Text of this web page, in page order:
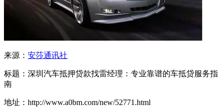
来源： 安莎通讯社
标题：深圳汽车抵押贷款找雷经理：专业靠谱的车抵贷服务指
南
地址：http://www.a0bm.com/new/52771.html